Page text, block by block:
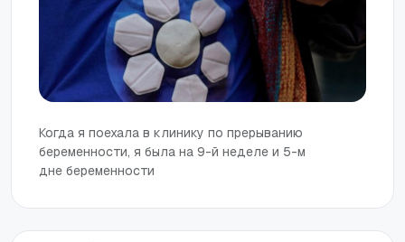
Когда я поехала в клинику по прерыванию
беременности, я была на 9-й неделе и 5-м
дне беременности